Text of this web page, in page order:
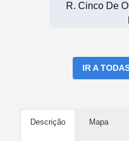
R. Cinco De
IR A
Descrição Mapa